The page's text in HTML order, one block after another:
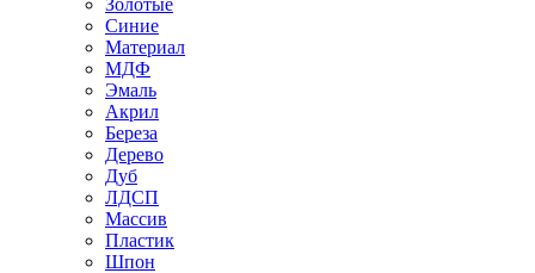
Золотые
Синие
Материал
МДФ
Эмаль
Акрил
Береза
Дерево
Дуб
ЛДСП
Массив
Пластик
Шпон